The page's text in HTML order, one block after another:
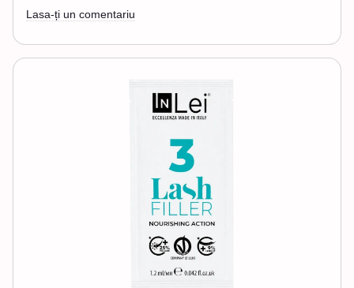
Lasa-ți un comentariu